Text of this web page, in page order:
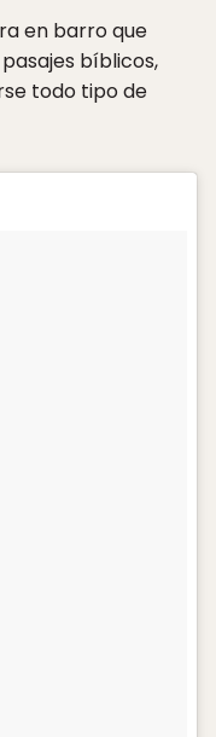
en barro que
bíblicos,
todo tipo de